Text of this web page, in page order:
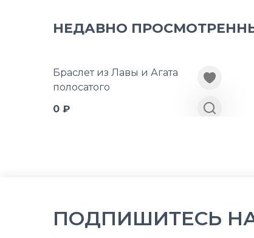
НЕДАВНО
Браслет из Лавы и Агата
полосатого
0 ₽
ПОДПИШИТЕСЬ